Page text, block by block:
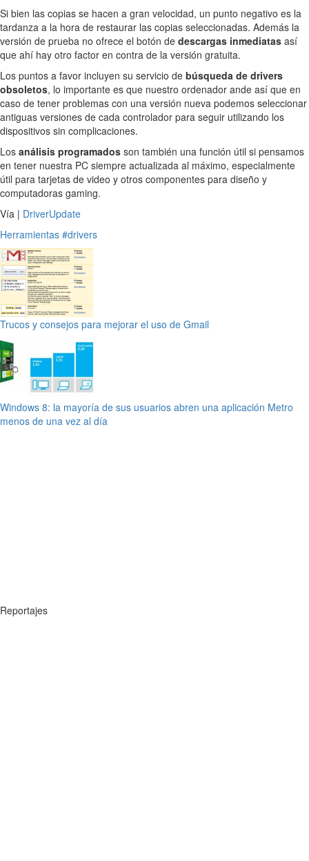
Si bien las copias se hacen a gran velocidad, un punto negativo es la
tardanza a la hora de restaurar las copias seleccionadas. Además la
versión de prueba no ofrece el botón de descargas inmediatas así
que ahí hay otro factor en contra de la versión gratuita.
Los puntos a favor incluyen su servicio de búsqueda de drivers
obsoletos, lo importante es que nuestro ordenador ande así que en
caso de tener problemas con una versión nueva podemos seleccionar
antiguas versiones de cada controlador para seguir utilizando los
dispositivos sin complicaciones.
Los análisis programados son también una función útil si pensamos
en tener nuestra PC siempre actualizada al máximo, especialmente
útil para tarjetas de video y otros componentes para diseño y
computadoras gaming.
Vía | DriverUpdate
Herramientas #drivers
Trucos y consejos para mejorar el uso de Gmail
Windows 8: la mayoría de sus usuarios abren una aplicación Metro
menos de una vez al día
Reportajes